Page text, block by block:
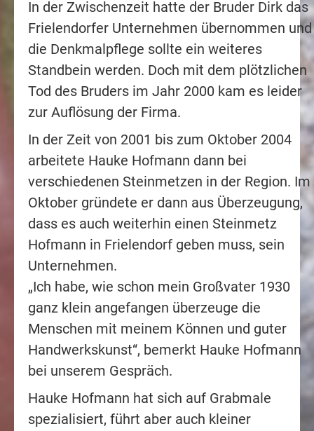
In der Zwischenzeit hatte der Bruder Dirk das
Frielendorfer Unternehmen übernommen und
die Denkmalpflege sollte ein weiteres
Standbein werden. Doch mit dem plötzlichen
Tod des Bruders im Jahr 2000 kam es leider
zur Auflösung der Firma.
In der Zeit von 2001 bis zum Oktober 2004
arbeitete Hauke Hofmann dann bei
verschiedenen Steinmetzen in der Region. Im
Oktober gründete er dann aus Überzeugung,
dass es auch weiterhin einen Steinmetz
Hofmann in Frielendorf geben muss, sein
Unternehmen.
„Ich habe, wie schon mein Großvater 1930
ganz klein angefangen überzeuge die
Menschen mit meinem Können und guter
Handwerkskunst“, bemerkt Hauke Hofmann
bei unserem Gespräch.
Hauke Hofmann hat sich auf Grabmale
spezialisiert, führt aber auch kleiner